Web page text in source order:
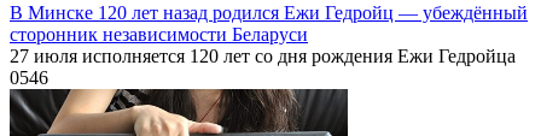
В Минске 120 лет назад родился Ежи Гедройц — убеждённый
сторонник независимости Беларуси
27 июля исполняется 120 лет со дня рождения Ежи Гедройца
0546